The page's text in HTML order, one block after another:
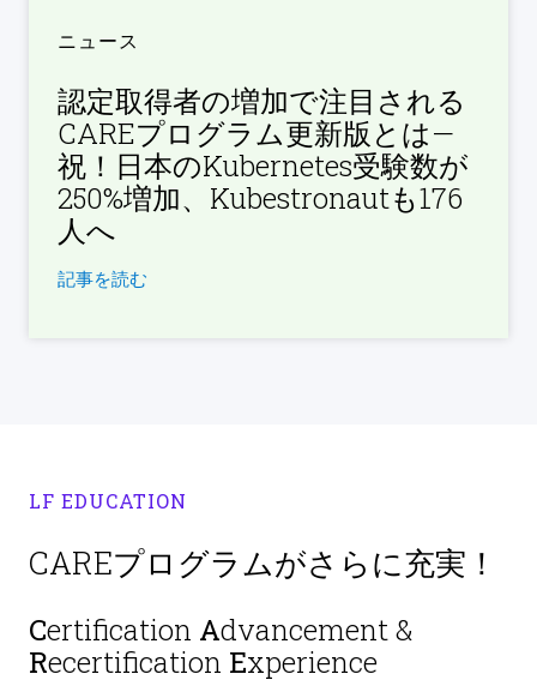
ニュース
認定取得者の増加で注目される
CAREプログラム更新版とは—
祝！日本のKubernetes受験数が
250%増加、Kubestronautも176
人へ
記事を読む
LF EDUCATION
CAREプログラムがさらに充実！
Certification Advancement &
Recertification Experience